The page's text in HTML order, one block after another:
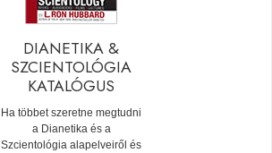
DIANETIKA &
SZCIENTOLÓGIA
KATALÓGUS
Ha többet szeretne megtudni
a Dianetika és a
Szcientológia alapelveiről és